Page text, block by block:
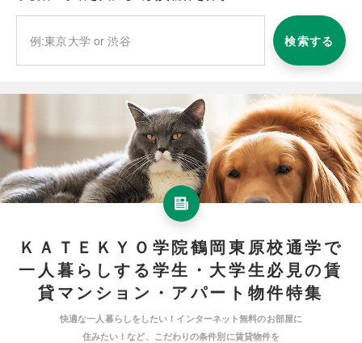
検索する
ＫＡＴＥＫＹＯ学院鶴岡東原校通学で
一人暮らしする学生・大学生必見の賃
貸マンション・アパート物件特集
快適な一人暮らしをしたい！インターネット無料のお部屋に
住みたい！など、こだわりの条件別に賃貸物件を